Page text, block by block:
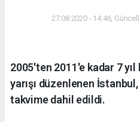
27.08.2020 - 14:46,
2005'ten 2011'e kadar 7
yarışı düzenlenen
takvime dahil edildi.